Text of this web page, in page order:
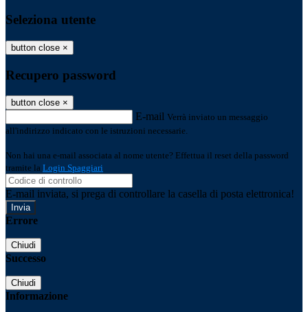
Seleziona utente
button close ×
Recupero password
button close ×
E-mail Verrà inviato un messaggio
all'indirizzo indicato con le istruzioni necessarie.
Non hai una e-mail associata al nome utente? Effettua il reset della password
tramite la Login Spaggiari
E-mail inviata, si prega di controllare la casella di posta elettronica!
Errore
Chiudi
Successo
Chiudi
Informazione